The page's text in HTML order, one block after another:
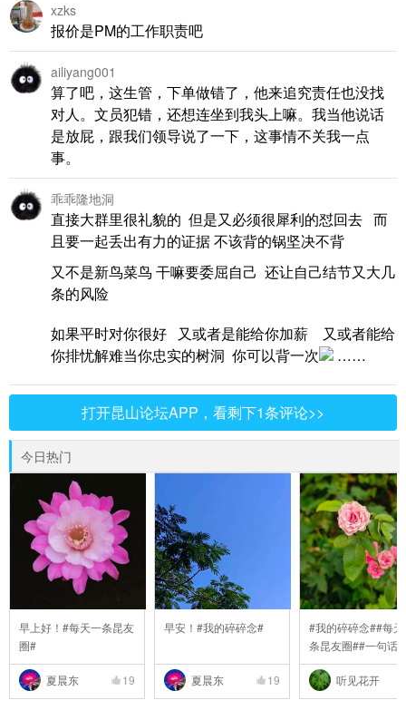
xzks
报价是PM的工作职责吧
ailiyang001
算了吧，这生管，下单做错了，他来追究责任也没找
对人。文员犯错，还想连坐到我头上嘛。我当他说话
是放屁，跟我们领导说了一下，这事情不关我一点
事。
乖乖隆地洞
直接大群里很礼貌的 但是又必须很犀利的怼回去 而
且要一起丢出有力的证据 不该背的锅坚决不背
又不是新鸟菜鸟 干嘛要委屈自己 还让自己结节又大几
条的风险
如果平时对你很好 又或者是能给你加薪 又或者能给
你排忧解难当你忠实的树洞 你可以背一次
……
打开昆山论坛APP，看剩下1条评论>>
今日热门
早上好！#每天一条昆友
圈#
夏晨东 19
早安！#我的碎碎念#
夏晨东 19
#我的碎碎念##每
条昆友圈##一句话
..
听见花开